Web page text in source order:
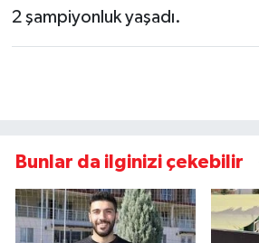
2 şampiyonluk yaşadı.
Bunlar da ilginizi çekebilir